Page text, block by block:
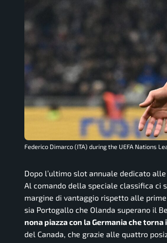
Federico Dimarco (ITA) during the UEFA Nations
Dopo l’ultimo slot annuale dedicato alle
Al comando della speciale classifica ci
margine di vantaggio rispetto alle
sia Portogallo che Olanda superano il
nona piazza con la Germania che torna
del Canada, che grazie alle quattro